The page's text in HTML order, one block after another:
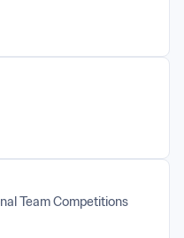
Team Competitions